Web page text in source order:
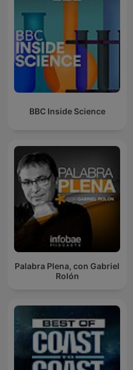
BBC Inside Science
Palabra Plena, con Gabriel
Rolón